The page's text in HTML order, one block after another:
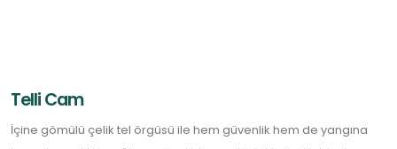
Telli Cam
İçine gömülü çelik tel örgüsü ile hem güvenlik hem de yangına